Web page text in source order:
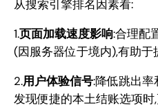
从搜索引擎排名因素看:
1.页面加载速度影响:合理配
(因服务器位于境内),有助
2.用户体验信号:降低跳出
发现便捷的本土结账选项